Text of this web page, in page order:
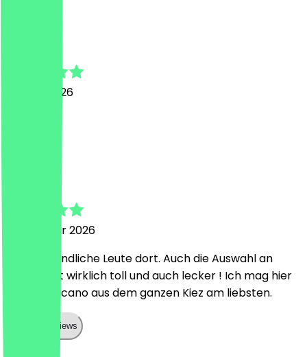
27. Juni 2026
25. Februar 2026
super freundliche Leute dort. Auch die Auswahl an
Gebäck ist wirklich toll und auch lecker ! Ich mag hier
den Americano aus dem ganzen Kiez am liebsten.
Show all reviews